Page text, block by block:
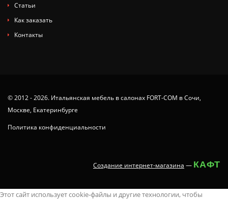
Статьи
Как заказать
Контакты
© 2012 - 2026. Итальянская мебель в салонах FORT-COM в Сочи,
Москве, Екатеринбурге
Политика конфиденциальности
Создание интернет-магазина — КАФТ
tamil
x
animaltube
deshi
juy-
ang
you
ang
nude
neha
latest
سكس
masaladei
xx.videos
dissidia
Этот сайт использует cookie-файлы и другие технологии, чтобы